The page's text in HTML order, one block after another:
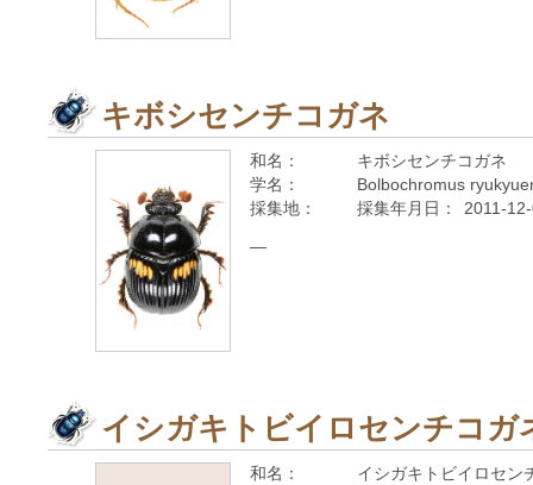
キボシセンチコガネ
和名：
キボシセンチコガネ
学名：
Bolbochromus
採集地：
採集年月日： 2011-
—
イシガキトビイロセンチコガ
和名：
イシガキトビイロセン